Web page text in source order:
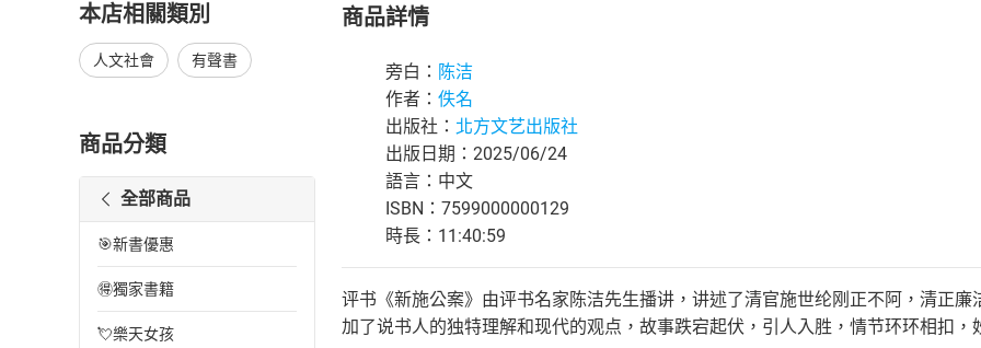
本店相關類別
人文社會 有聲書
商品分類
全部商品
🎯新書優惠
🉐獨家書籍
💘樂天女孩
商品詳情
旁白： 陈洁
作者： 佚名
出版社： 北方文艺出版社
出版日期：2025/06/24
語言：中文
ISBN：7599000000129
時長：11:40:59
评书《新施公案》由评书名家陈洁先生播讲，讲述了清官施世纶刚正不阿，清正
加了说书人的独特理解和现代的观点，故事跌宕起伏，引人入胜，情节环环相扣